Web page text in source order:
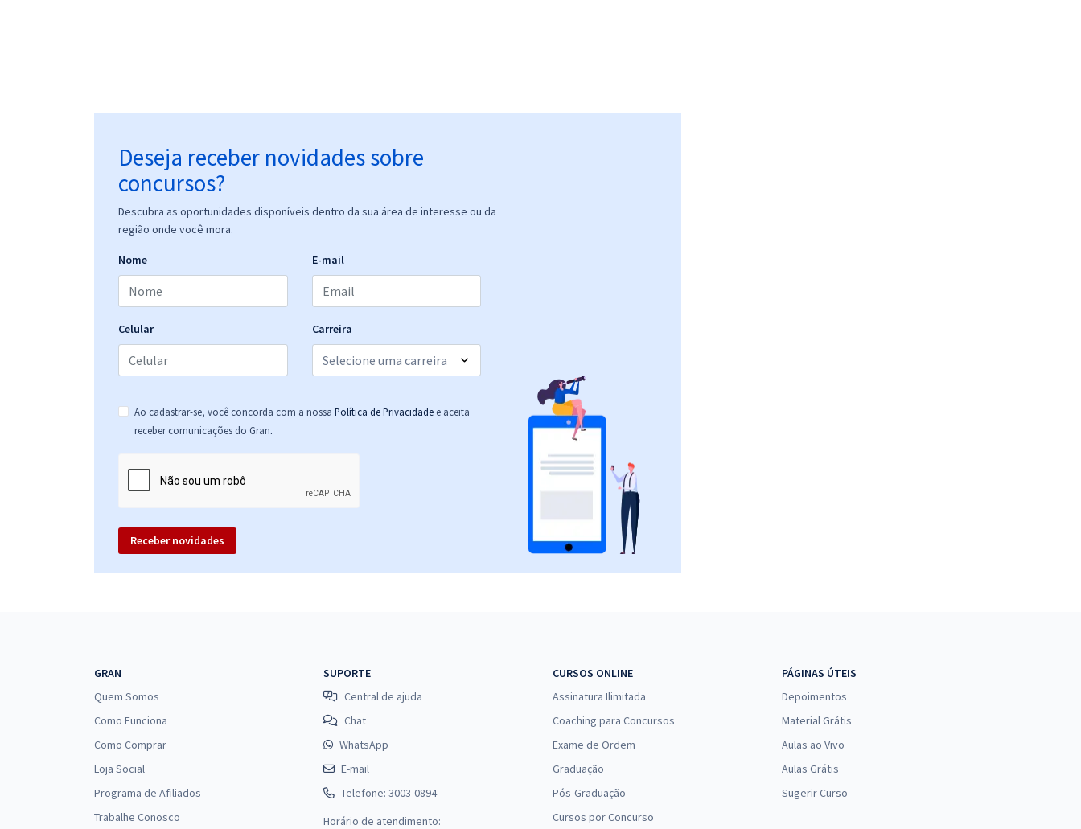
Deseja receber novidades sobre
concursos?
Descubra as oportunidades disponíveis dentro da sua área de interesse ou da
região onde você mora.
Nome E-mail
Celular Carreira
Ao cadastrar-se, você concorda com a nossa Política de Privacidade e aceita
receber comunicações do Gran.
Receber novidades
GRAN
Quem Somos
Como Funciona
Como Comprar
Loja Social
Programa de Afiliados
Trabalhe Conosco
SUPORTE
Central de ajuda
Chat
WhatsApp
E-mail
Telefone: 3003-0894
Horário de atendimento:
CURSOS ONLINE
Assinatura Ilimitada
Coaching para Concursos
Exame de Ordem
Graduação
Pós-Graduação
Cursos por Concurso
PÁGINAS ÚTEIS
Depoimentos
Material Grátis
Aulas ao Vivo
Aulas Grátis
Sugerir Curso